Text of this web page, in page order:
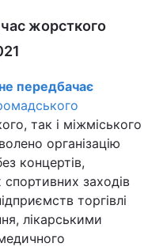
жорсткого
не передбачає
так і міжміського
організацію
концертів,
спортивних заходів
торгівлі
лікарськими